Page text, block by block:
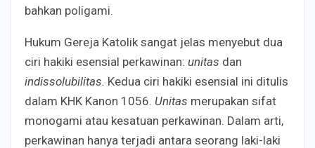
bahkan poligami.
Hukum Gereja Katolik sangat jelas menyebut dua
ciri hakiki esensial perkawinan: unitas dan
indissolubilitas. Kedua ciri hakiki esensial ini ditulis
dalam KHK Kanon 1056. Unitas merupakan sifat
monogami atau kesatuan perkawinan. Dalam arti,
perkawinan hanya terjadi antara seorang laki-laki